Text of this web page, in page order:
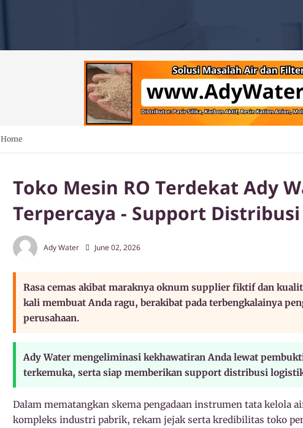
Home
Toko Mesin RO Terdekat Ady
Terpercaya - Support
Ady Water June 02, 2026
Rasa cemas akibat maraknya oknum supplier fiktif dan
kali membuat Anda ragu, berakibat pada terbengkalainya
perusahaan.
Ady Water mengeliminasi kekhawatiran Anda lewat
terkemuka, serta siap memberikan support distribusi
Dalam mematangkan skema pengadaan instrumen tata kelola
kompleks industri pabrik, rekam jejak serta kredibilitas toko